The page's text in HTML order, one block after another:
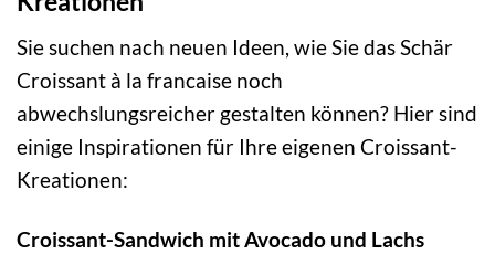
Sie suchen nach neuen Ideen, wie Sie das Schär
Croissant à la francaise noch
abwechslungsreicher gestalten können? Hier sind
einige Inspirationen für Ihre eigenen Croissant-
Kreationen:
Croissant-Sandwich mit Avocado und Lachs